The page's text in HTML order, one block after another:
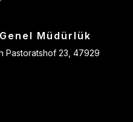
Müdürlük
Pastoratshof 23, 47929